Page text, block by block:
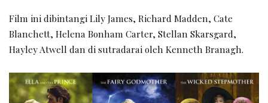
Film ini dibintangi Lily James, Richard Madden, Cate
Blanchett, Helena Bonham Carter, Stellan Skarsgard,
Hayley Atwell dan di sutradarai oleh Kenneth Branagh.